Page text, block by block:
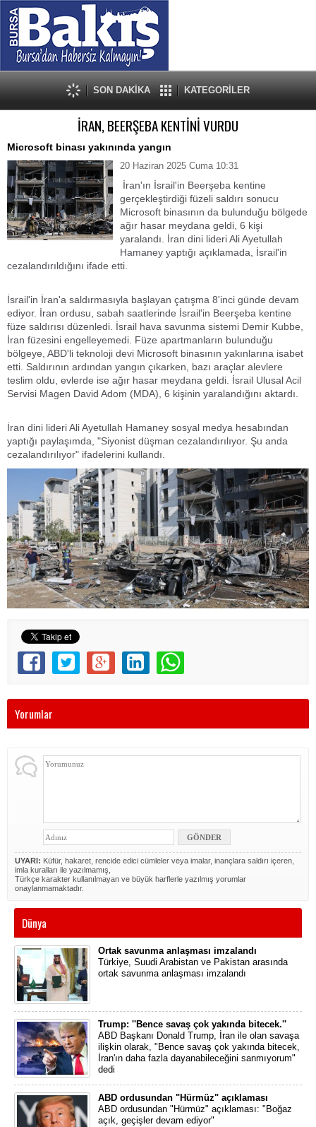
SON DAKİKA KATEGORİLER
İRAN, BEERŞEBA KENTİNİ VURDU
Microsoft binası yakınında yangın
20 Haziran 2025 Cuma 10:31
İran'ın İsrail'in Beerşeba kentine
gerçekleştirdiği füzeli saldırı sonucu
Microsoft binasının da bulunduğu bölgede
ağır hasar meydana geldi, 6 kişi
yaralandı. İran dini lideri Ali Ayetullah
Hamaney yaptığı açıklamada, İsrail'in
cezalandırıldığını ifade etti.
İsrail'in İran'a saldırmasıyla başlayan çatışma 8'inci günde devam
ediyor. İran ordusu, sabah saatlerinde İsrail'in Beerşeba kentine
füze saldırısı düzenledi. İsrail hava savunma sistemi Demir Kubbe,
İran füzesini engelleyemedi. Füze apartmanların bulunduğu
bölgeye, ABD'li teknoloji devi Microsoft binasının yakınlarına isabet
etti. Saldırının ardından yangın çıkarken, bazı araçlar alevlere
teslim oldu, evlerde ise ağır hasar meydana geldi. İsrail Ulusal Acil
Servisi Magen David Adom (MDA), 6 kişinin yaralandığını aktardı.
İran dini lideri Ali Ayetullah Hamaney sosyal medya hesabından
yaptığı paylaşımda, "Siyonist düşman cezalandırılıyor. Şu anda
cezalandırılıyor" ifadelerini kullandı.
Yorumlar
UYARI: Küfür, hakaret, rencide edici cümleler veya imalar, inançlara saldırı içeren,
imla kuralları ile yazılmamış,
Türkçe karakter kullanılmayan ve büyük harflerle yazılmış yorumlar
onaylanmamaktadır.
Dünya
Ortak savunma anlaşması imzalandı
Türkiye, Suudi Arabistan ve Pakistan arasında
ortak savunma anlaşması imzalandı
Trump: ''Bence savaş çok yakında bitecek.''
ABD Başkanı Donald Trump, İran ile olan savaşa
ilişkin olarak, "Bence savaş çok yakında bitecek,
İran'ın daha fazla dayanabileceğini sanmıyorum"
dedi
ABD ordusundan "Hürmüz" açıklaması
ABD ordusundan "Hürmüz" açıklaması: "Boğaz
açık, geçişler devam ediyor"